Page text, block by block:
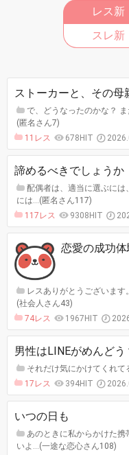
レス新
スレ新
ストーカーと、その母
で、どうなったのかな？
(匿名さん7)
11レス
678HIT
諦めるべきでしょうか
配偶者は、適当に選ぶに
には…(匿名さん117)
117レス
9308HIT
恋愛の成功体
レスありがとうございま
(社会人さん43)
74レス
1967HIT
男性はLINEがめんどう
それだけ気にかけてくれ
17レス
394HIT
いつの日も
あのときに私からかけた携
いよ…(一途な恋心さん108)